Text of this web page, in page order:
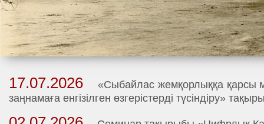
17.07.2026
«Сыбайлас жемқорлыққа қарсы
заңнамаға енгізілген өзгерістерді түсіндіру»